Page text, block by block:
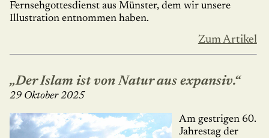
Fernseh­got­tes­dienst aus Münster, dem wir unsere
Illustration entnommen haben.
Zum Artikel
„Der Islam ist von Natur aus expansiv.“
29 Oktober 2025
Am gestrigen 60.
Jahrestag der